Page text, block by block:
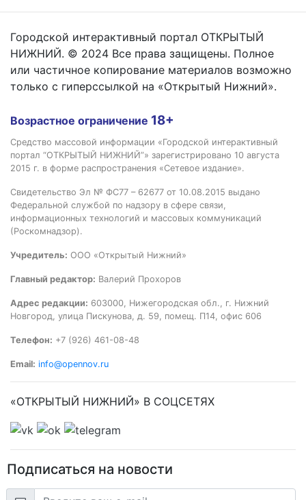
Городской интерактивный портал ОТКРЫТЫЙ
НИЖНИЙ. © 2024 Все права защищены. Полное
или частичное копирование материалов возможно
только с гиперссылкой на «Открытый Нижний».
Возрастное ограничение 18+
Средство массовой информации «Городской интерактивный
портал “ОТКРЫТЫЙ НИЖНИЙ”» зарегистрировано 10 августа
2015 г. в форме распространения «Сетевое издание».
Свидетельство Эл № ФС77 – 62677 от 10.08.2015 выдано
Федеральной службой по надзору в сфере связи,
информационных технологий и массовых коммуникаций
(Роскомнадзор).
Учредитель: ООО «Открытый Нижний»
Главный редактор: Валерий Прохоров
Адрес редакции: 603000, Нижегородская обл., г. Нижний
Новгород, улица Пискунова, д. 59, помещ. П14, офис 606
Телефон: +7 (926) 461-08-48
Email: info@opennov.ru
«ОТКРЫТЫЙ НИЖНИЙ» В СОЦСЕТЯХ
Подписаться на новости